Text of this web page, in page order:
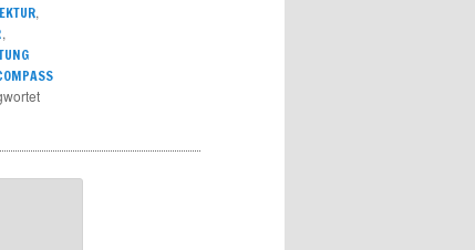
,
,